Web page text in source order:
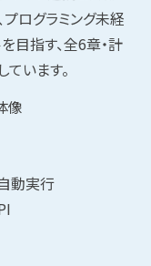
プログラミング未経
目指す、全6章・計
います。
像
動実行